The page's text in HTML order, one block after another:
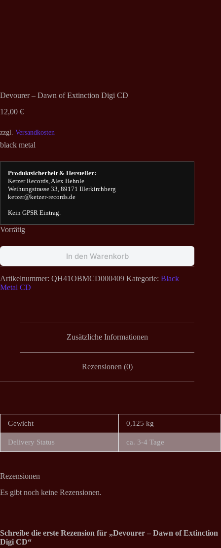
Devourer – Dawn of Extinction Digi CD
12,00 €
zzgl. Versandkosten
black metal
Produktsicherheit & Hersteller:
Ketzer Records, Alex Hehnle
Weihungstrasse 33, 89171 Illerkirchberg
ketzer@ketzer-records.de
Kein GPSR Eintrag.
Vorrätig
In den Warenkorb
Artikelnummer: QH41OBMCD000409 Kategorie: Black
Metal CD
Zusätzliche Informationen
Rezensionen (0)
Gewicht 0,125 kg
Delivery Status ca. 3-4 Tage
Rezensionen
Es gibt noch keine Rezensionen.
Schreibe die erste Rezension für „Devourer – Dawn of Extinction
Digi CD“